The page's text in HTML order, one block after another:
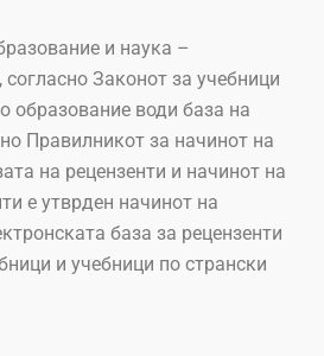
и наука –
Законот за учебници
образование води база на
Правилникот за начинот на
на рецензенти и начинот на
е утврден начинот на
база за рецензенти
и учебници по странски